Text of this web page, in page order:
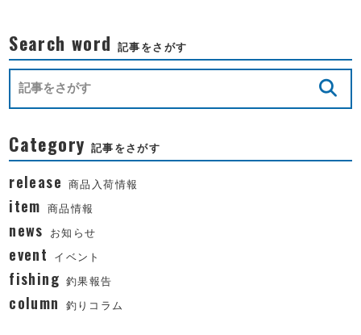
Search word 記事をさがす
Category 記事をさがす
release 商品入荷情報
item 商品情報
news お知らせ
event イベント
fishing 釣果報告
column 釣りコラム